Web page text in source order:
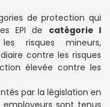
de protection qui
EPI de catégorie I
risques mineurs,
contre les risques
élevée contre les
par la législation en